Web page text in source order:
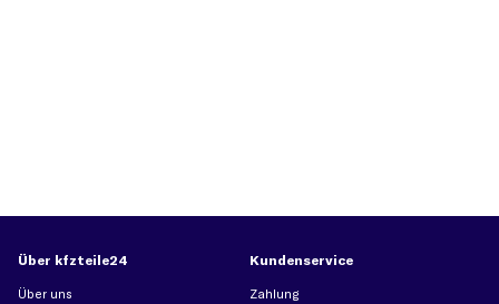
Über kfzteile24
Über uns
Kundenservice
Zahlung